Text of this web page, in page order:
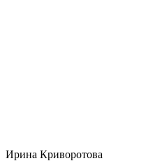
Ирина Криворотова